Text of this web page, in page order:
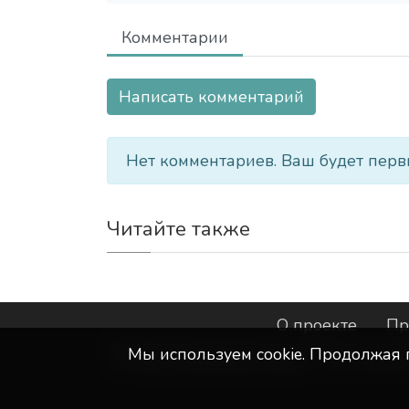
Комментарии
Написать комментарий
Нет комментариев. Ваш будет
Читайте также
О проекте
©ООО "Интернет-Курск"- Все
Мы используем сookie. Продолжая